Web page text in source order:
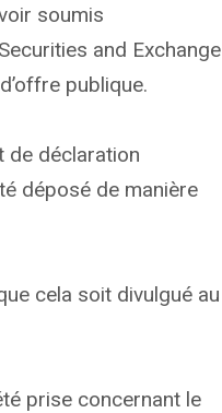
soumis
and Exchange
publique.
de déclaration
déposé de manière
cela soit divulgué au
prise concernant le